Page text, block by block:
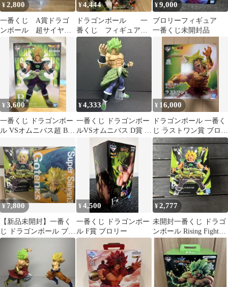
¥2,800
一番くじ A賞ドラゴ
ンボール 超サイヤ人
ブロリーフルパワ
ー '18 フィギュア
¥4,444
ドラゴンボール 一
番くじ フィギュア
ブロリー
¥9,000
ブロリーフィギュア
一番くじ未開封品
¥3,600
一番くじ ドラゴンボー
ル VSオムニバス超 B賞
¥4,333
一番くじ ドラゴンボー
ルVSオムニバス D賞 ブ
ロリー フィギュア
¥ 16,000
ドラゴンボール 一番く
じ ラストワン賞 ブロリ
ー フィギュア
¥7,800
【新品未開封】一番く
じ ドラゴンボール ブロ
リー ゴテンクス フィギ
ュア 2点
¥4,500
一番くじ ドラゴンボー
ル F賞 ブロリー
¥2,777
未開封一番くじ ドラゴ
ンボール Rising Fighters
B賞